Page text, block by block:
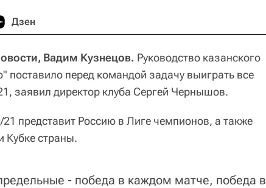
Дзен
Вадим Кузнецов. Руководство казанского
поставило перед командой задачу выиграть все
заявил директор клуба Сергей Чернышов.
представит Россию в Лиге чемпионов, а также
Кубке страны.
- победа в каждом матче, победа в